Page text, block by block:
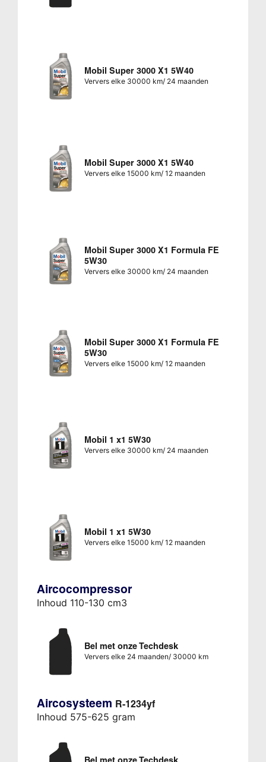
Mobil Super 3000 X1 5W40
Ververs elke 30000 km/ 24 maanden
Mobil Super 3000 X1 5W40
Ververs elke 15000 km/ 12 maanden
Mobil Super 3000 X1 Formula FE
5W30
Ververs elke 30000 km/ 24 maanden
Mobil Super 3000 X1 Formula FE
5W30
Ververs elke 15000 km/ 12 maanden
Mobil 1 x1 5W30
Ververs elke 30000 km/ 24 maanden
Mobil 1 x1 5W30
Ververs elke 15000 km/ 12 maanden
Aircocompressor
Inhoud 110-130 cm3
Bel met onze Techdesk
Ververs elke 24 maanden/ 30000 km
Aircosysteem R-1234yf
Inhoud 575-625 gram